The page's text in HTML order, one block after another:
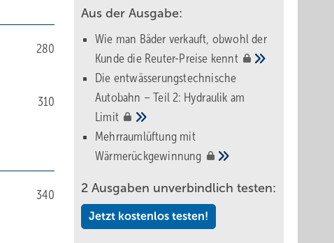
280
310
340
Aus der Ausgabe:
Wie man Bäder verkauft, obwohl der
Kunde die Reuter-Preise kennt
Die entwässerungstechnische
Autobahn – Teil 2: Hydraulik am
Limit
Mehrraumlüftung mit
Wärmerückgewinnung
2 Ausgaben unverbindlich testen:
Jetzt kostenlos testen!